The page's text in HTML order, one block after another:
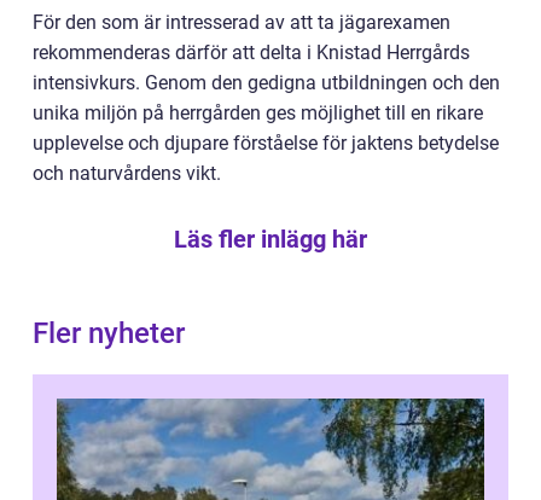
För den som är intresserad av att ta jägarexamen
rekommenderas därför att delta i Knistad Herrgårds
intensivkurs. Genom den gedigna utbildningen och den
unika miljön på herrgården ges möjlighet till en rikare
upplevelse och djupare förståelse för jaktens betydelse
och naturvårdens vikt.
Läs fler inlägg här
Fler nyheter